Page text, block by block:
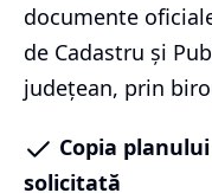
documente
de Cadastru și
județean, prin
Copia
solicitată